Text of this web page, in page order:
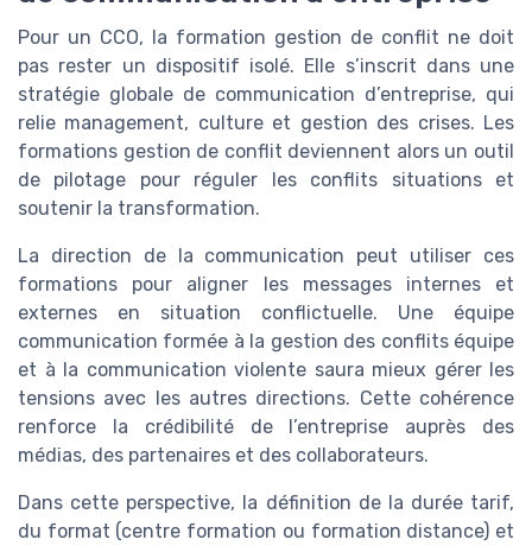
Pour un CCO, la formation gestion de conflit ne doit
pas rester un dispositif isolé. Elle s’inscrit dans une
stratégie globale de communication d’entreprise, qui
relie management, culture et gestion des crises. Les
formations gestion de conflit deviennent alors un outil
de pilotage pour réguler les conflits situations et
soutenir la transformation.
La direction de la communication peut utiliser ces
formations pour aligner les messages internes et
externes en situation conflictuelle. Une équipe
communication formée à la gestion des conflits équipe
et à la communication violente saura mieux gérer les
tensions avec les autres directions. Cette cohérence
renforce la crédibilité de l’entreprise auprès des
médias, des partenaires et des collaborateurs.
Dans cette perspective, la définition de la durée tarif,
du format (centre formation ou formation distance) et